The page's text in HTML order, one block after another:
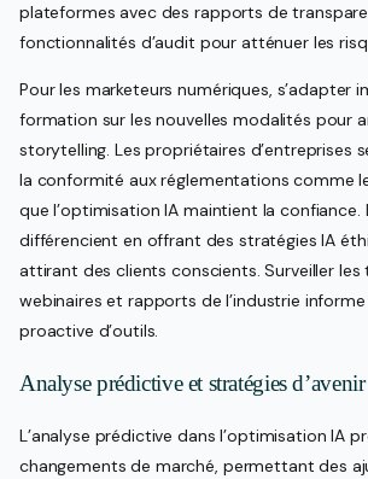
plateformes avec des rapports de
fonctionnalités d’audit pour atténuer les
Pour les marketeurs numériques, s’adapter
formation sur les nouvelles modalités pour
storytelling. Les propriétaires d’entreprises
la conformité aux réglementations comme
que l’optimisation IA maintient la confiance.
différencient en offrant des stratégies IA
attirant des clients conscients. Surveiller les
webinaires et rapports de l’industrie
proactive d’outils.
Analyse prédictive et stratégies d’avenir
L’analyse prédictive dans l’optimisation IA
changements de marché, permettant des